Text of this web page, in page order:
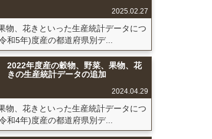
... 等
... 等
花),... 等
花),... 等
花), ... 等
2025.02.27
物、花きといった生産統計データにつ
和5年)度産の都道府県別デ...
2022年度産の穀物、野菜、果物、花
きの生産統計データの追加
2024.04.29
物、花きといった生産統計データにつ
和4年)度産の都道府県別デ...